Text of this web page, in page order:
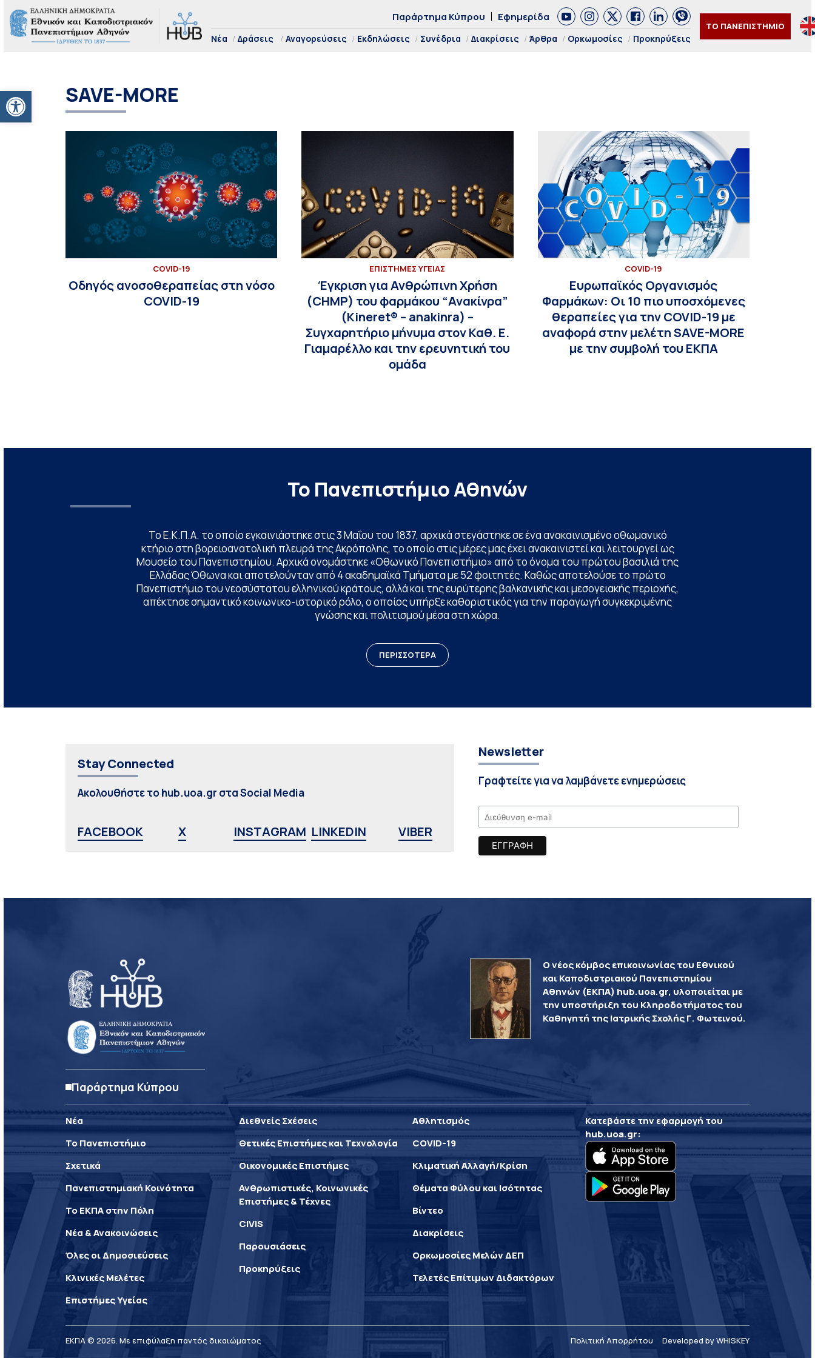
Ανοίξτε τη γραμμή εργαλείων
Παράρτημα Κύπρου Εφημερίδα
Νέα Δράσεις Αναγορεύσεις Εκδηλώσεις Συνέδρια Διακρίσεις Άρθρα Ορκωμοσίες Προκηρύξεις
ΤΟ ΠΑΝΕΠΙΣΤΗΜΙΟ
SAVE-MORE
COVID-19
Οδηγός ανοσοθεραπείας στη νόσο
COVID-19
ΕΠΙΣΤΗΜΕΣ ΥΓΕΙΑΣ
Έγκριση για Ανθρώπινη Χρήση
(CHMP) του φαρμάκου “Ανακίνρα”
(Kineret® – anakinra) –
Συγχαρητήριο μήνυμα στον Καθ. Ε.
Γιαμαρέλλο και την ερευνητική του
ομάδα
COVID-19
Ευρωπαϊκός Οργανισμός
Φαρμάκων: Οι 10 πιο υποσχόμενες
θεραπείες για την COVID-19 με
αναφορά στην μελέτη SAVE-MORE
με την συμβολή του ΕΚΠΑ
Το Πανεπιστήμιο Αθηνών
Το Ε.Κ.Π.Α. το οποίο εγκαινιάστηκε στις 3 Μαΐου του 1837, αρχικά στεγάστηκε σε ένα ανακαινισμένο οθωμανικό
κτήριο στη βορειοανατολική πλευρά της Ακρόπολης, το οποίο στις μέρες μας έχει ανακαινιστεί και λειτουργεί ως
Μουσείο του Πανεπιστημίου. Αρχικά ονομάστηκε «Οθωνικό Πανεπιστήμιο» από το όνομα του πρώτου βασιλιά της
Ελλάδας Όθωνα και αποτελούνταν από 4 ακαδημαϊκά Τμήματα με 52 φοιτητές. Καθώς αποτελούσε το πρώτο
Πανεπιστήμιο του νεοσύστατου ελληνικού κράτους, αλλά και της ευρύτερης βαλκανικής και μεσογειακής περιοχής,
απέκτησε σημαντικό κοινωνικο-ιστορικό ρόλο, ο οποίος υπήρξε καθοριστικός για την παραγωγή συγκεκριμένης
γνώσης και πολιτισμού μέσα στη χώρα.
ΠΕΡΙΣΣΟΤΕΡΑ
Stay Connected
Ακολουθήστε το hub.uoa.gr στα Social Media
FACEBOOK X INSTAGRAM LINKEDIN VIBER
Newsletter
Γραφτείτε για να λαμβάνετε ενημερώσεις
Παράρτημα Κύπρου
Ο νέος κόμβος επικοινωνίας του Εθνικού
και Καποδιστριακού Πανεπιστημίου
Αθηνών (ΕΚΠΑ) hub.uoa.gr, υλοποιείται με
την υποστήριξη του Κληροδοτήματος του
Καθηγητή της Ιατρικής Σχολής Γ. Φωτεινού.
Νέα
Το Πανεπιστήμιο
Σχετικά
Πανεπιστημιακή Κοινότητα
Το ΕΚΠΑ στην Πόλη
Νέα & Ανακοινώσεις
Όλες οι Δημοσιεύσεις
Κλινικές Μελέτες
Επιστήμες Υγείας
Διεθνείς Σχέσεις
Θετικές Επιστήμες και Τεχνολογία
Οικονομικές Επιστήμες
Ανθρωπιστικές, Κοινωνικές
Επιστήμες & Τέχνες
CIVIS
Παρουσιάσεις
Προκηρύξεις
Αθλητισμός
COVID-19
Κλιματική Αλλαγή/Κρίση
Θέματα Φύλου και Ισότητας
Βίντεο
Διακρίσεις
Ορκωμοσίες Μελών ΔΕΠ
Τελετές Επίτιμων Διδακτόρων
Κατεβάστε την εφαρμογή του
hub.uoa.gr:
ΕΚΠΑ © 2026. Με επιφύλαξη παντός δικαιώματος Πολιτική Απορρήτου Developed by WHISKEY